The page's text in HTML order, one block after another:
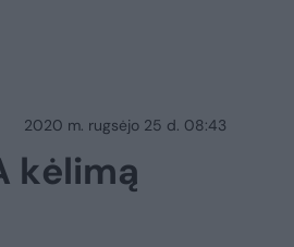
2020 m. rugsėjo 25 d. 08:43
kėlimą